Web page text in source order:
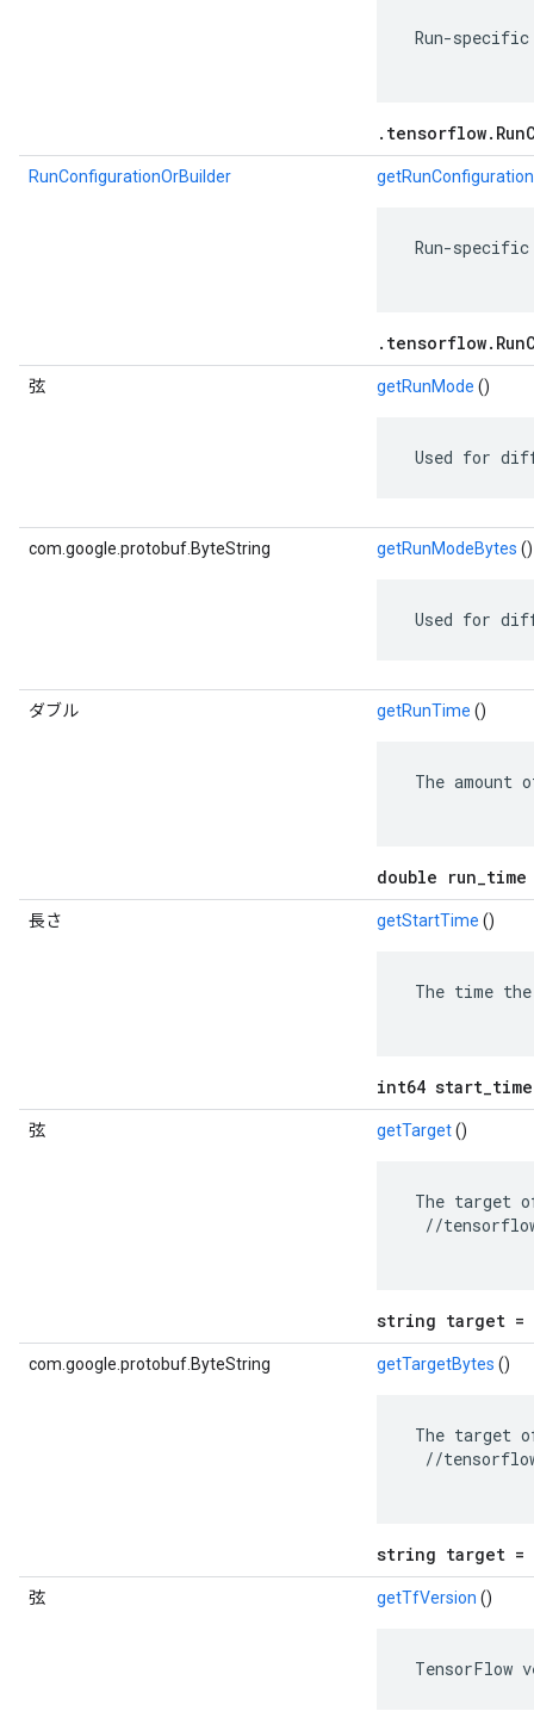
Run-
RunConfigurationOrBuilder
Run-
弦 getRunMode ()
Used for
com.google.protobuf.ByteString getRunModeBytes ()
Used for
ダブル getRunTime ()
The
double
長さ getStartTime ()
The time
int64
弦 getTarget()
The target
//
string target =
com.google.protobuf.ByteString getTargetBytes ()
The target
//
string target =
弦 getTfVersion ()
TensorFlow